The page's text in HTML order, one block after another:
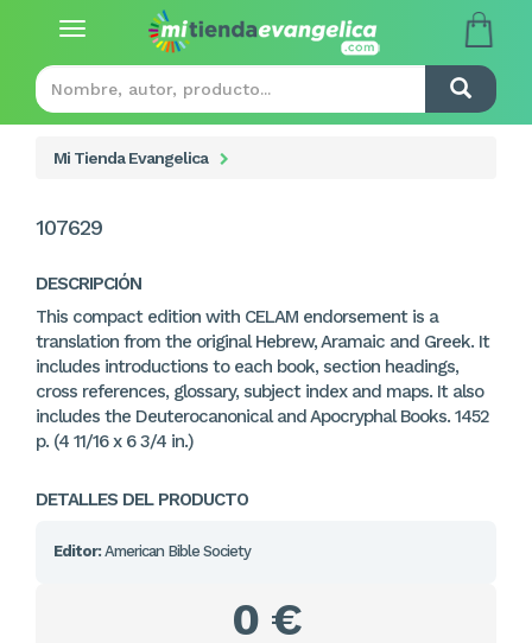
Toggle
Mi Tienda Evangelica
107629
DESCRIPCIÓN
This compact edition with CELAM endorsement is a
translation from the original Hebrew, Aramaic and Greek. It
includes introductions to each book, section headings,
cross references, glossary, subject index and maps. It also
includes the Deuterocanonical and Apocryphal Books. 1452
p. (4 11/16 x 6 3/4 in.)
DETALLES DEL PRODUCTO
Editor: American Bible Society
0 €